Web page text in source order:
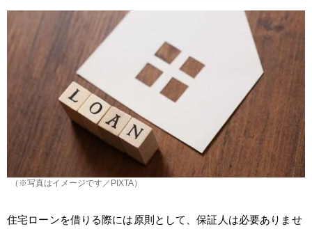
（※写真はイメージです／PIXTA）
住宅ローンを借りる際には原則として、保証人は必要ありませ